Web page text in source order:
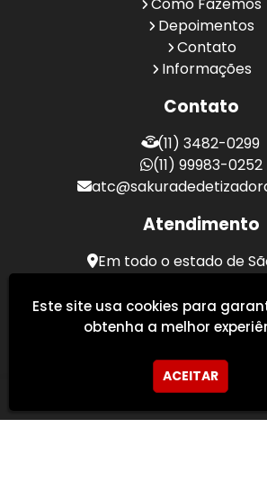
Como Fazemos
Depoimentos
Contato
Informações
Contato
(11) 3482-0299
(11) 99983-0252
Atendimento
Em todo o estado de
Este site usa cookies para
obtenha a melhor
ACEITAR